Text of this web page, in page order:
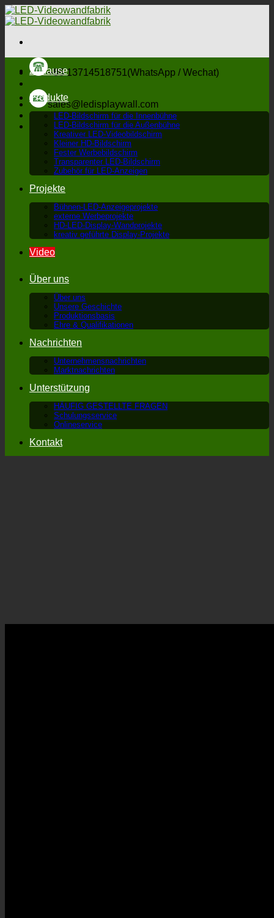
Zum
Inhalt
+86 13714518751(WhatsApp / Wechat)
sales@ledisplaywall.com
Zuhause
Produkte
LED-Bildschirm für die Innenbühne
LED-Bildschirm für die Außenbühne
Kreativer LED-Videobildschirm
Kleiner HD-Bildschirm
Fester Werbebildschirm
Transparenter LED-Bildschirm
Zubehör für LED-Anzeigen
Projekte
Bühnen-LED-Anzeigeprojekte
externe Werbeprojekte
HD-LED-Display-Wandprojekte
kreativ geführte Display-Projekte
Video
Über uns
Über uns
Unsere Geschichte
Produktionsbasis
Ehre & Qualifikationen
Nachrichten
Unternehmensnachrichten
Marktnachrichten
Unterstützung
HÄUFIG GESTELLTE FRAGEN
Schulungsservice
Onlineservice
Kontakt